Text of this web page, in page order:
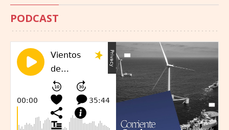
PODCAST